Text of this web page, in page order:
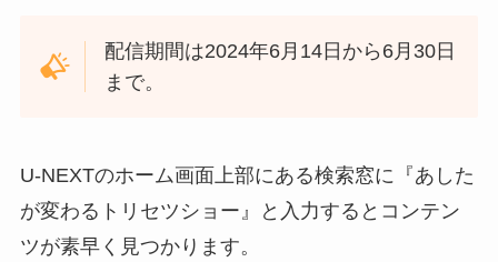
配信期間は2024年6月14日から6月30日
まで。
U-NEXTのホーム画面上部にある検索窓に『あした
が変わるトリセツショー』と入力するとコンテン
ツが素早く見つかります。